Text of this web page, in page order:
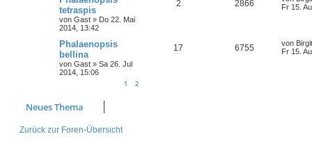
tetraspis
von Gast » Do 22. Mai
2014, 13:42
2 2866
Fr 15.
Phalaenopsis
bellina
von Gast » Sa 26. Jul
2014, 15:06
1 2
17 6755 von
Fr 15.
Neues Thema
Zurück zur Foren-Übersicht